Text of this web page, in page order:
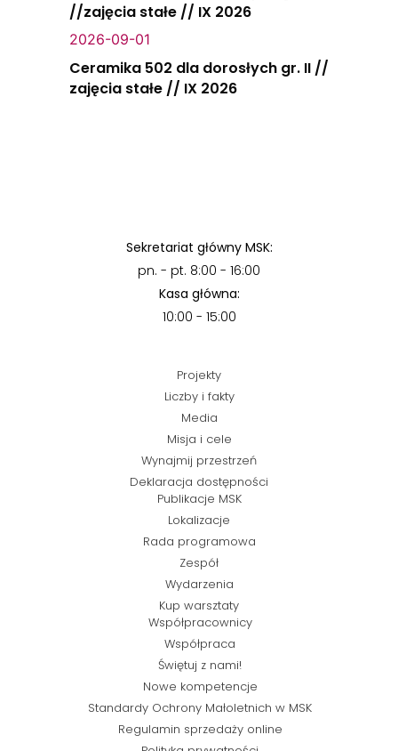
//zajęcia stałe // IX 2026
2026-09-01
Ceramika 502 dla dorosłych gr. II //
zajęcia stałe // IX 2026
Sekretariat główny MSK:
pn. - pt. 8:00 - 16:00
Kasa główna:
10:00 - 15:00
Projekty
Liczby i fakty
Media
Misja i cele
Wynajmij przestrzeń
Deklaracja dostępności
Publikacje MSK
Lokalizacje
Rada programowa
Zespół
Wydarzenia
Kup warsztaty
Współpracownicy
Współpraca
Świętuj z nami!
Nowe kompetencje
Standardy Ochrony Małoletnich w MSK
Regulamin sprzedaży online